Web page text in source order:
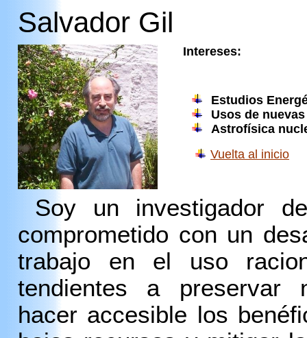
Salvador Gil
Intereses:
Estudios
Usos de
Astrofísica
Vuelta al inicio
Soy un investigador
comprometido con un
trabajo en el uso
tendientes a preservar
hacer accesible los